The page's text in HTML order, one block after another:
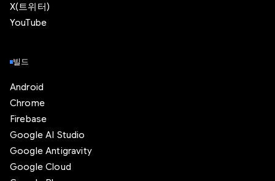
X(트위터)
YouTube
빌드
Android
Chrome
Firebase
Google AI Studio
Google Antigravity
Google Cloud